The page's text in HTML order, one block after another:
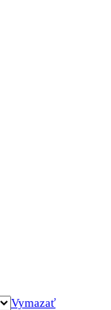
Vymazať